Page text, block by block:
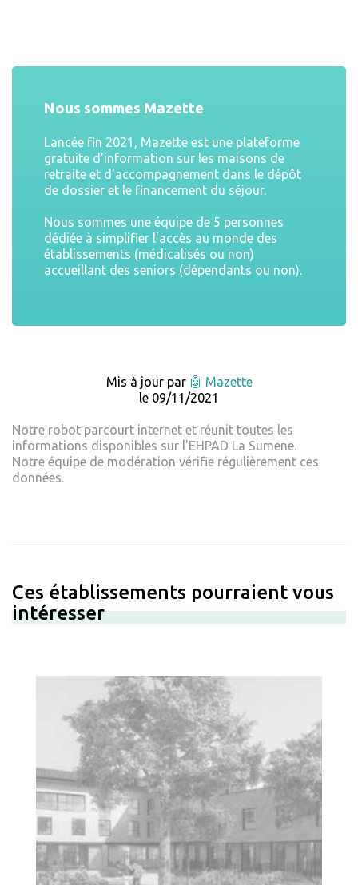
Nous sommes Mazette
Lancée fin 2021, Mazette est une plateforme
gratuite d'information sur les maisons de
retraite et d'accompagnement dans le dépôt
de dossier et le financement du séjour.
Nous sommes une équipe de 5 personnes
dédiée à simplifier l'accès au monde des
établissements (médicalisés ou non)
accueillant des seniors (dépendants ou non).
Mis à jour par 🤖 Mazette
le 09/11/2021
Notre robot parcourt internet et réunit toutes les
informations disponibles sur l'EHPAD La Sumene.
Notre équipe de modération vérifie régulièrement ces
données.
Ces établissements pourraient vous
intéresser